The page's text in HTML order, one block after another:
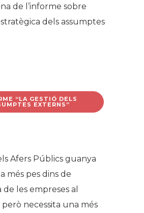
de l’informe sobre
dels assumptes
“LA GESTIÓ DELS
EXTERNS”
Afers Públics guanya
més pes dins de
de les empreses al
però necessita una més